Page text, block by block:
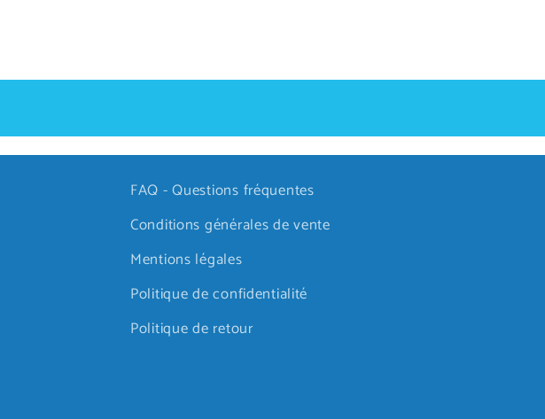
FAQ - Questions fréquentes
Conditions générales de vente
Mentions légales
Politique de confidentialité
Politique de retour